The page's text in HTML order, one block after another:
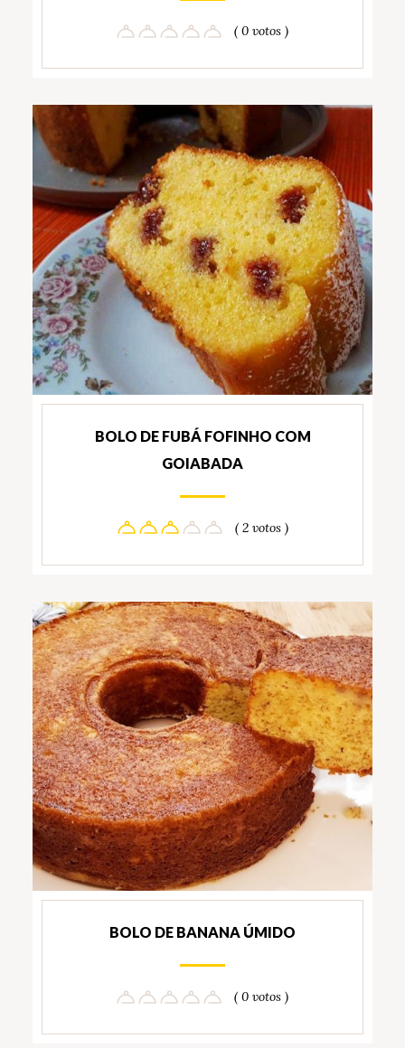
( 0 votos )
BOLO DE FUBÁ FOFINHO COM
GOIABADA
( 2 votos )
BOLO DE BANANA ÚMIDO
( 0 votos )